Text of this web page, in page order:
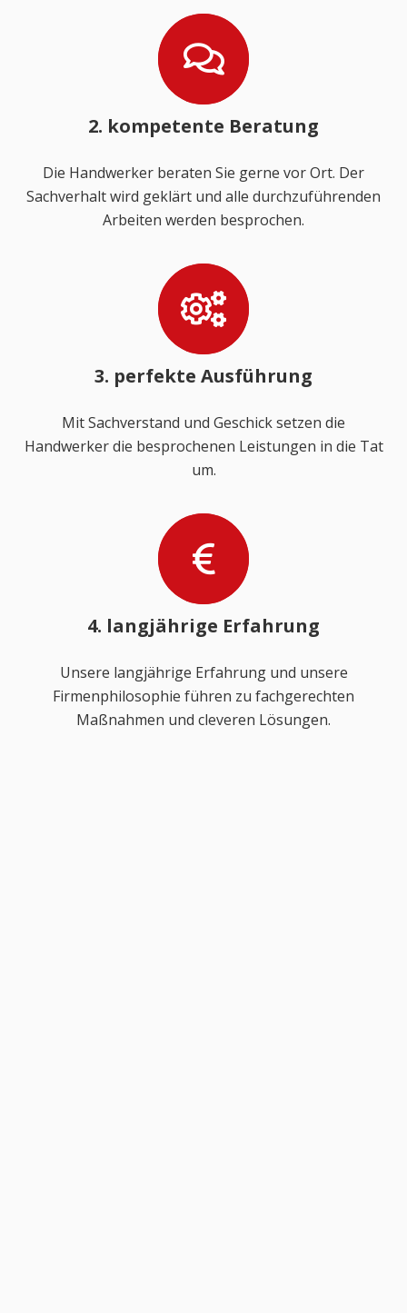
2. kompetente Beratung
Die Handwerker beraten Sie gerne vor Ort. Der
Sachverhalt wird geklärt und alle durchzuführenden
Arbeiten werden besprochen.
3. perfekte Ausführung
Mit Sachverstand und Geschick setzen die
Handwerker die besprochenen Leistungen in die Tat
um.
4. langjährige Erfahrung
Unsere langjährige Erfahrung und unsere
Firmenphilosophie führen zu fachgerechten
Maßnahmen und cleveren Lösungen.